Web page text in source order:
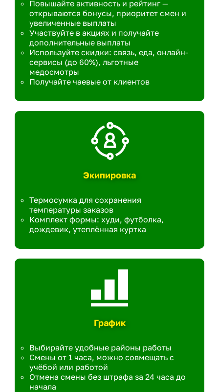
Повышайте активность и рейтинг —
открываются бонусы, приоритет смен и
увеличенные выплаты
Участвуйте в акциях и получайте
дополнительные выплаты
Используйте скидки: связь, еда, онлайн-
сервисы (до 60%), льготные
медосмотры
Получайте чаевые от клиентов
Экипировка
Термосумка для сохранения
температуры заказов
Комплект формы: худи, футболка,
дождевик, утеплённая куртка
График
Выбирайте удобные районы работы
Смены от 1 часа, можно совмещать с
учёбой или работой
Отмена смены без штрафа за 24 часа до
начала